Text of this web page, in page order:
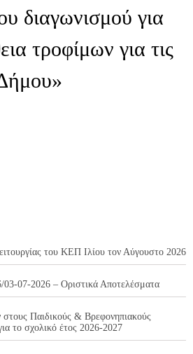
διαγωνισμού για
τροφίμων για τις
του ΚΕΠ Ιλίου τον Αύγουστο 2026
03-07-2026 – Οριστικά Αποτελέσματα
στους Παιδικούς & Βρεφονηπιακούς
το σχολικό έτος 2026-2027